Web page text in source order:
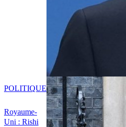
Royaume-
Uni : Rishi
POLITIQUE